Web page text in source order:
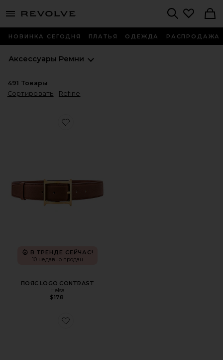
menu - shows more content
НОВИНКА СЕГОДНЯ ПЛАТЬЯ ОДЕЖДА РАСПРОДАЖА
Аксессуары Ремни
491 Товары
Сортировать
Refine
Favorite ПОЯС LOGO CONTRAST
В ТРЕНДЕ СЕЙЧАС!
10 недавно продан
ПОЯС LOGO CONTRAST
Helsa
$178
Favorite ПОЯС